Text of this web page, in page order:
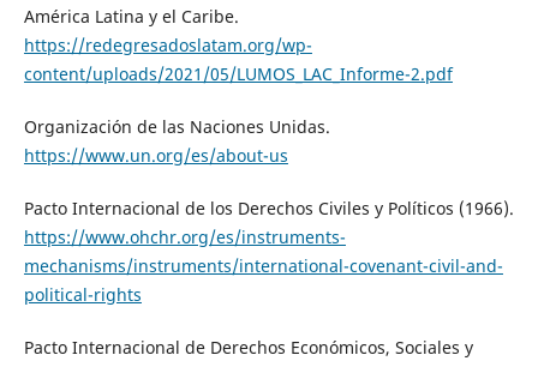
América Latina y el Caribe.
https://redegresadoslatam.org/wp-
content/uploads/2021/05/LUMOS_LAC_Informe-2.pdf
Organización de las Naciones Unidas.
https://www.un.org/es/about-us
Pacto Internacional de los Derechos Civiles y Políticos (1966).
https://www.ohchr.org/es/instruments-
mechanisms/instruments/international-covenant-civil-and-
political-rights
Pacto Internacional de Derechos Económicos, Sociales y